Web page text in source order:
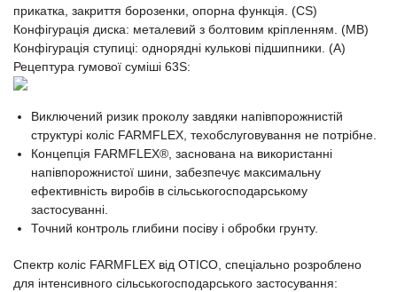
прикатка, закриття борозенки, опорна функція. (CS)
Конфігурація диска: металевий з болтовим кріпленням. (MB)
Конфігурація ступиці: однорядні кулькові підшипники. (A)
Рецептура гумової суміші 63S:
Виключений ризик проколу завдяки напівпорожнистій
структурі коліс FARMFLEX, техобслуговування не потрібне.
Концепція FARMFLEX®, заснована на використанні
напівпорожнистої шини, забезпечує максимальну
ефективність виробів в сільськогосподарському
застосуванні.
Точний контроль глибини посіву і обробки грунту.
Спектр коліс FARMFLEX від OTICO, спеціально розроблено
для інтенсивного сільськогосподарського застосування: